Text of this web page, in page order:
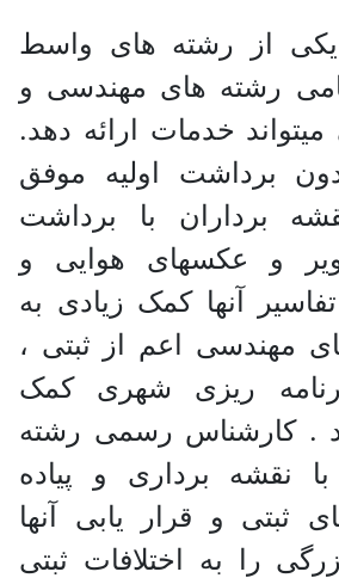
یکی از رشته های واسط
رشته های مهندسی و
خدمات ارائه دهد.
برداشت اولیه موفق
برداران با برداشت
و عکسهای هوایی و
آنها کمک زیادی به
مهندسی اعم از ثبتی ،
ریزی شهری کمک
. کارشناس رسمی رشته
نقشه برداری و پیاده
ثبتی و قرار یابی آنها
را به اختلافات ثبتی